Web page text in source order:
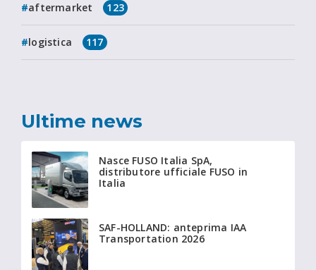
aftermarket 123
logistica 117
Ultime news
Nasce FUSO Italia SpA,
distributore ufficiale FUSO in
Italia
SAF-HOLLAND: anteprima IAA
Transportation 2026